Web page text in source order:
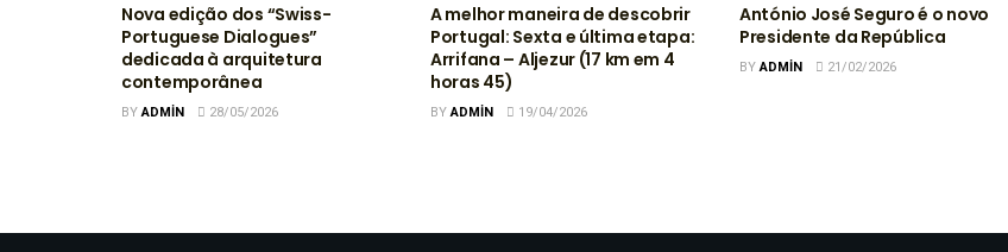
Nova edição dos “Swiss-
Portuguese Dialogues”
dedicada à arquitetura
contemporânea
BYADMIN 28/05/2026
A melhor maneira de descobrir
Portugal: Sexta e última etapa:
Arrifana – Aljezur (17 km em 4
horas 45)
BYADMIN 19/04/2026
António José Seguro é o novo
Presidente da República
BYADMIN 21/02/2026